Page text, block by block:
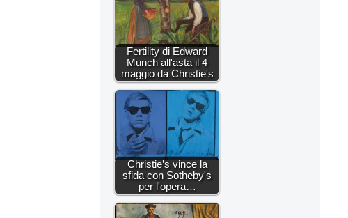
Fertility di Edward
Munch all'asta il 4
maggio da Christie's
Christie’s vince la
sfida con Sotheby's
per l'opera…